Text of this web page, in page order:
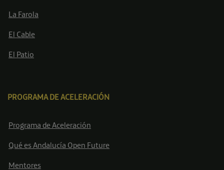
La Farola
El Cable
El Patio
PROGRAMA DE ACELERACIÓN
Programa de Aceleración
Qué es Andalucía Open Future
Mentores